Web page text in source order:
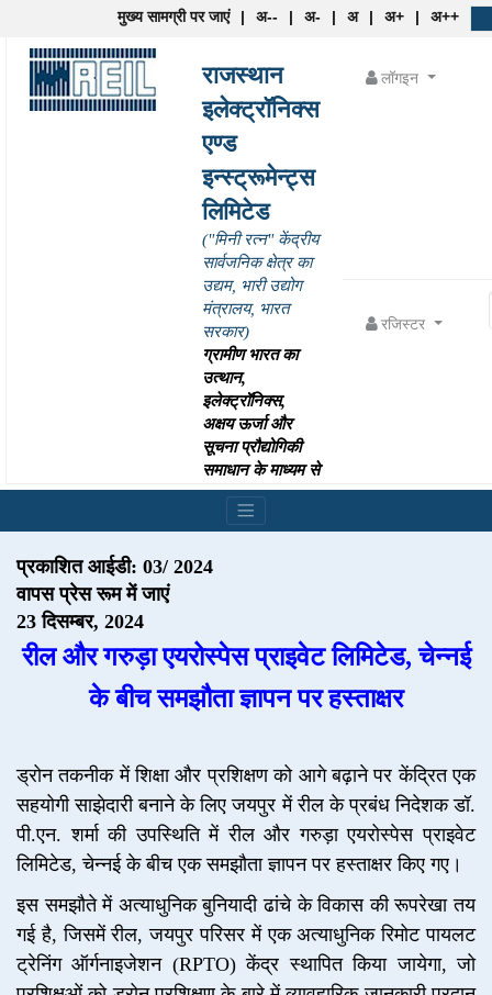
मुख्य सामग्री पर जाएं | अ-- | अ- | अ | अ+ | अ++
राजस्थान
इलेक्ट्रॉनिक्स
एण्ड
इन्स्ट्रूमेन्ट्स
लिमिटेड
("मिनी रत्न" केंद्रीय
सार्वजनिक क्षेत्र का
उद्यम, भारी उद्योग
मंत्रालय, भारत
सरकार)
ग्रामीण भारत का
उत्थान,
इलेक्ट्रॉनिक्स,
अक्षय ऊर्जा और
सूचना प्रौद्योगिकी
समाधान के माध्यम से
लॉगइन
रजिस्टर
प्रकाशित आईडी: 03/ 2024
वापस प्रेस रूम में जाएं
23 दिसम्बर, 2024
रील और गरुड़ा एयरोस्पेस प्राइवेट लिमिटेड, चेन्नई
के बीच समझौता ज्ञापन पर हस्ताक्षर
ड्रोन तकनीक में शिक्षा और प्रशिक्षण को आगे बढ़ाने पर केंद्रित एक
सहयोगी साझेदारी बनाने के लिए जयपुर में रील के प्रबंध निदेशक डॉ.
पी.एन. शर्मा की उपस्थिति में रील और गरुड़ा एयरोस्पेस प्राइवेट
लिमिटेड, चेन्नई के बीच एक समझौता ज्ञापन पर हस्ताक्षर किए गए।
इस समझौते में अत्याधुनिक बुनियादी ढांचे के विकास की रूपरेखा तय
गई है, जिसमें रील, जयपुर परिसर में एक अत्याधुनिक रिमोट पायलट
ट्रेनिंग ऑर्गनाइजेशन (RPTO) केंद्र स्थापित किया जायेगा, जो